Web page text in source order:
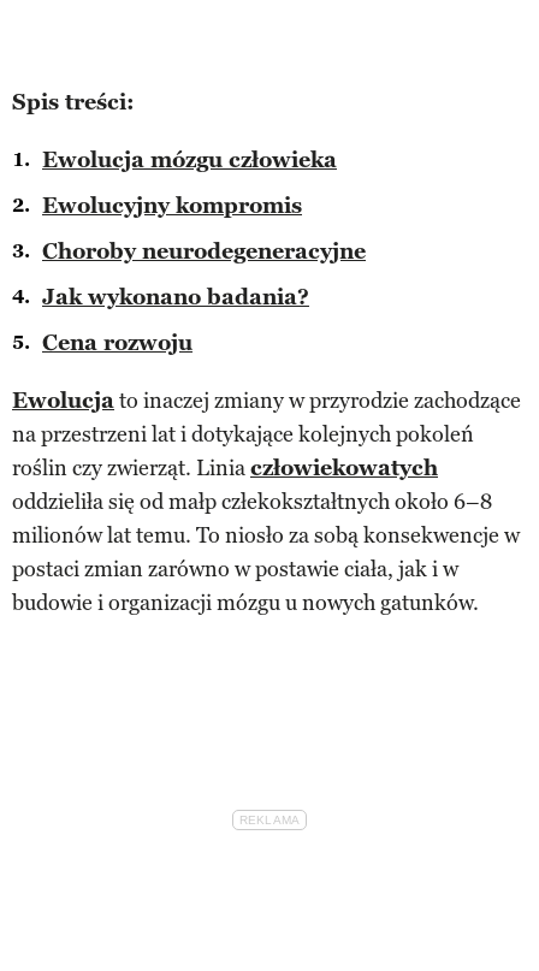
Spis treści:
Ewolucja mózgu człowieka
Ewolucyjny kompromis
Choroby neurodegeneracyjne
Jak wykonano badania?
Cena rozwoju
Ewolucjato inaczej zmiany w przyrodzie zachodzące
na przestrzeni lat i dotykające kolejnych pokoleń
roślin czy zwierząt. Liniaczłowiekowatych
oddzieliła się od małp człekokształtnych około 6–8
milionów lat temu. To niosło za sobą konsekwencje w
postaci zmian zarówno w postawie ciała, jak i w
budowie i organizacji mózgu u nowych gatunków.